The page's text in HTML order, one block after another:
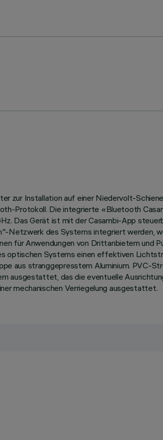
zur Installation auf einer Niedervolt-
Protokoll. Die integrierte «Bluetooth
Das Gerät ist mit der Casambi-App
Netzwerk des Systems integriert werden,
für Anwendungen von Drittanbietern
optischen Systems einen effektiven
aus stranggepresstem Aluminium. PVC-
ausgestattet, das die eventuelle
mechanischen Verriegelung ausgestattet.